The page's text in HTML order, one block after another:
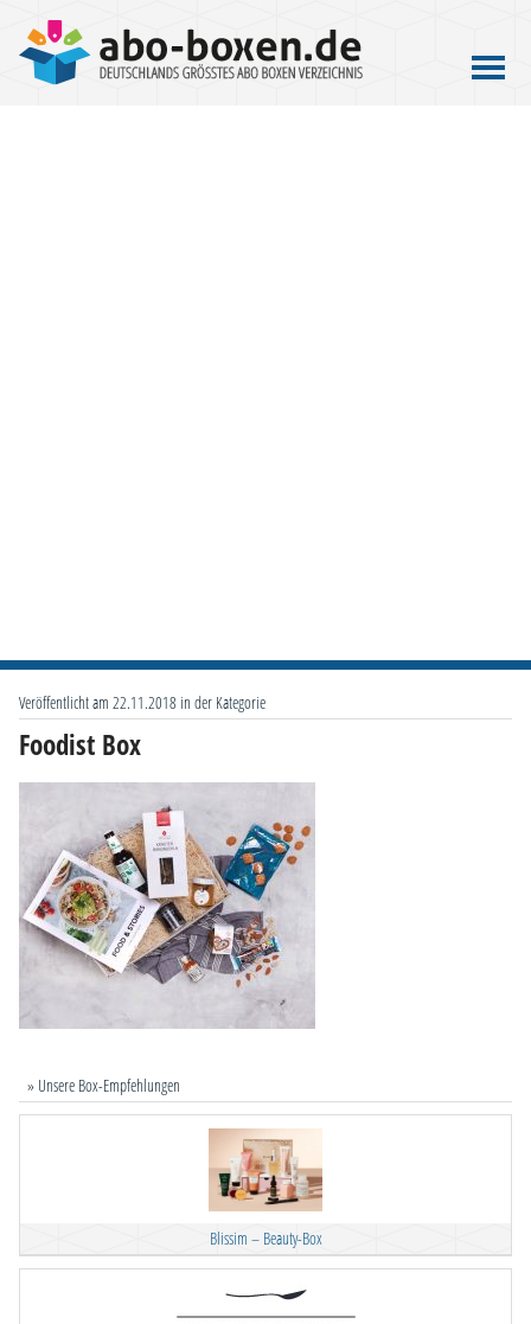
Veröffentlicht am 22.11.2018 in der Kategorie
Foodist Box
» Unsere Box-Empfehlungen
Blissim – Beauty-Box